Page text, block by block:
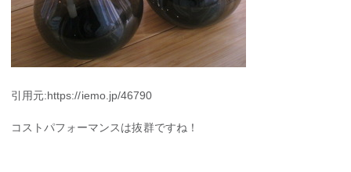
引用元:https://iemo.jp/46790
コストパフォーマンスは抜群ですね！